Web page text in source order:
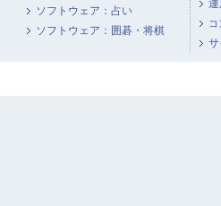
ソフトウェア：占い
ソフトウェア：囲碁・将棋
運